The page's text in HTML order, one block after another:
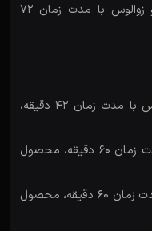
«بنده نیکوکار» اثر خوان ایگناسیو زوالوس با مدت زمان 72
«جای جبران ندارد» اثر لاسلو هالاس با مدت زمان 42 دقیقه،
«تنها باد» اثر زوفیا کوالوسکا با مدت زمان 60 دقیقه، محصول
«نردبان ایوان» اثر نیکولای بم با مدت زمان 60 دقیقه، محصول